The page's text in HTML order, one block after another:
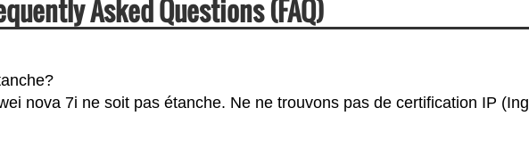
Asked Questions (FAQ)
nova 7i ne soit pas étanche. Ne ne trouvons pas de certification IP